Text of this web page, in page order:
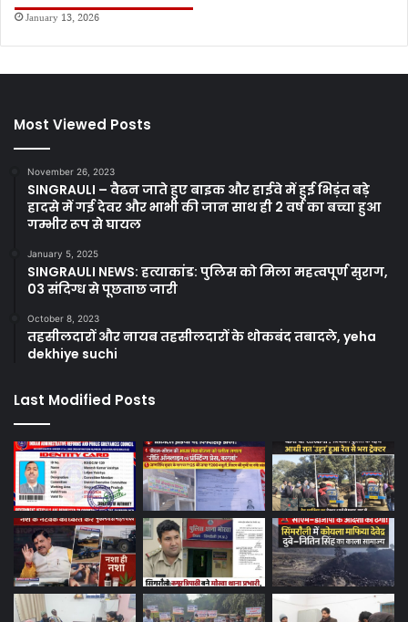
January 13, 2026
Most Viewed Posts
November 26, 2023
SINGRAULI – वैढन जाते हुए बाइक और हाईवे में हुई भिड़ंत बड़े
हादसे में गई देवर और भाभी की जान साथ ही 2 वर्ष का बच्चा हुआ
गम्भीर रूप से घायल
January 5, 2025
SINGRAULI NEWS: हत्याकांड: पुलिस को मिला महत्वपूर्ण सुराग,
03 संदिग्ध से पूछताछ जारी
October 8, 2023
तहसीलदारों और नायब तहसीलदारों के थोकबंद तबादले, yeha
dekhiye suchi
Last Modified Posts